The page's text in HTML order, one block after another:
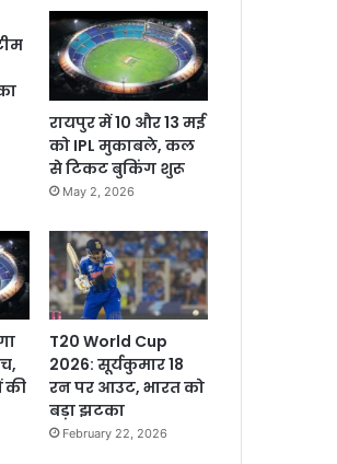
रायपुर में 10 और 13 मई
को IPL मुकाबले, कल
से टिकट बुकिंग शुरू
May 2, 2026
की
T20 World Cup
2026: सूर्यकुमार 18
रन पर आउट, भारत को
बड़ा झटका
February 22, 2026